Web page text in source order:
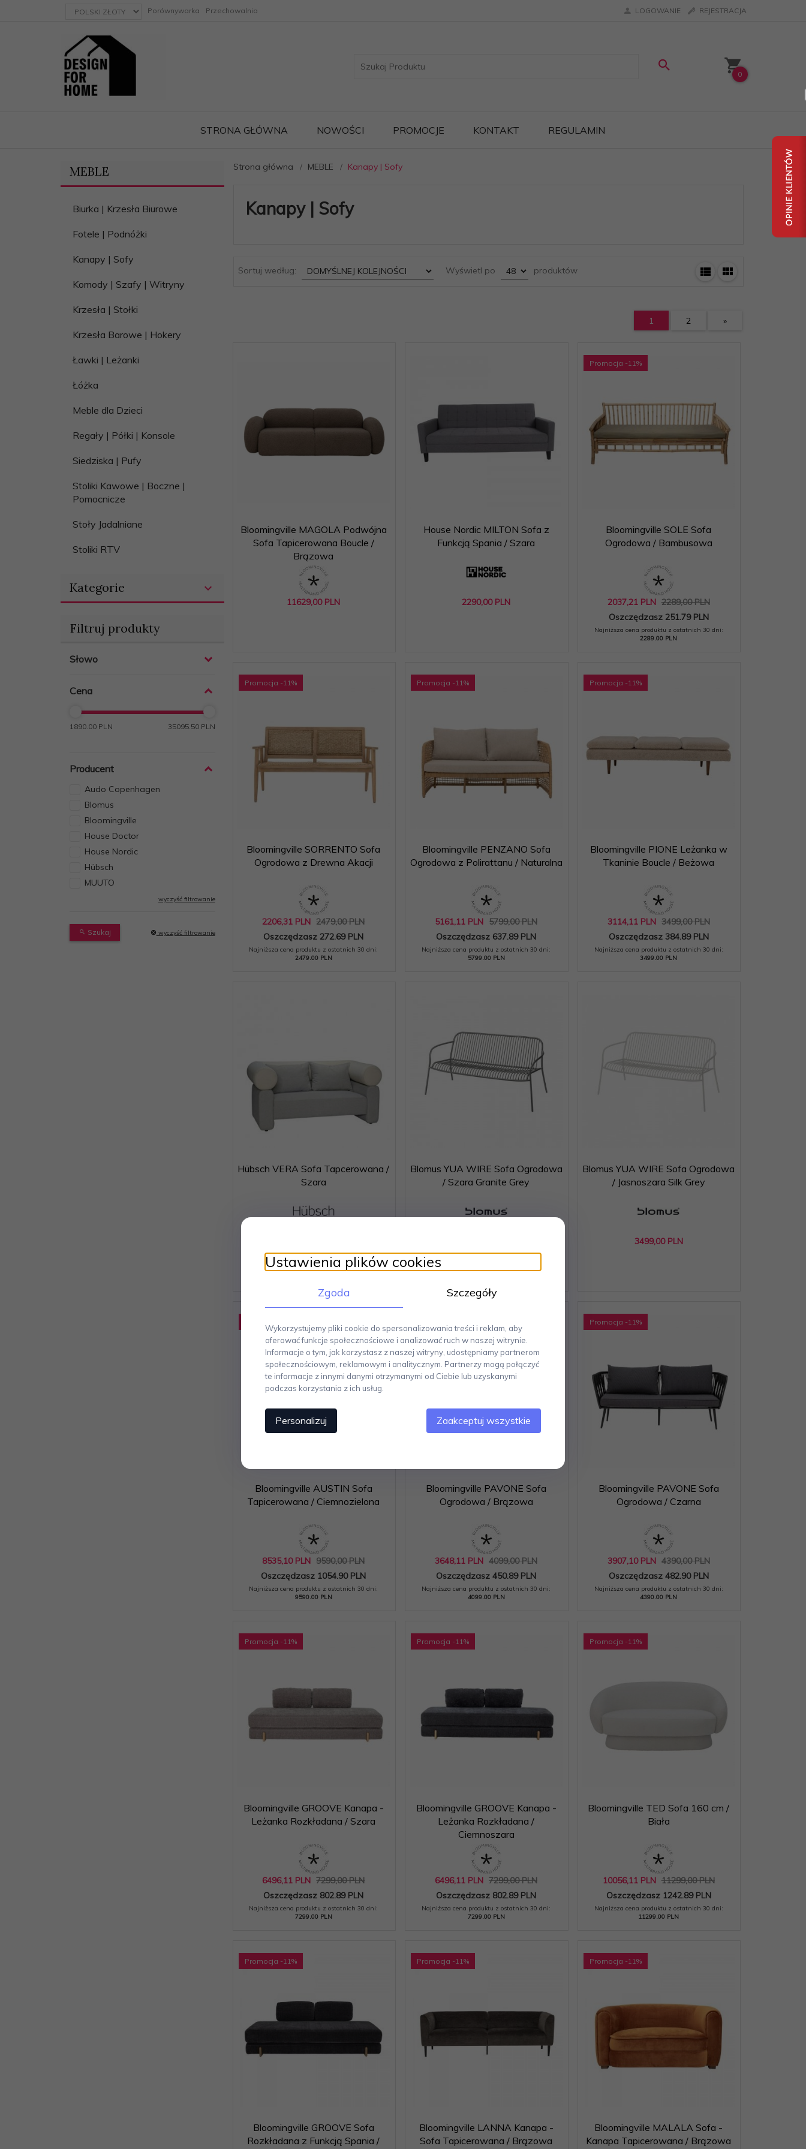
currency_h Porównywarka Przechowalnia LOGOWANIE REJESTRACJA
0
STRONA GŁÓWNA NOWOŚCI PROMOCJE KONTAKT REGULAMIN
MEBLE
Biurka | Krzesła Biurowe
Fotele | Podnóżki
Kanapy | Sofy
Komody | Szafy | Witryny
Krzesła | Stołki
Krzesła Barowe | Hokery
Ławki | Leżanki
Łóżka
Meble dla Dzieci
Regały | Półki | Konsole
Siedziska | Pufy
Stoliki Kawowe | Boczne |
Pomocnicze
Stoły Jadalniane
Stoliki RTV
Kategorie
Filtruj produkty
Słowo
Cena
1890.00 PLN 35095.50 PLN
Producent
Audo Copenhagen
Blomus
Bloomingville
House Doctor
House Nordic
Hübsch
MUUTO
wyczyść filtrowanie
Szukaj wyczyść filtrowanie
Strona główna MEBLE Kanapy | Sofy
Kanapy | Sofy
Sortuj według: sort Wyświetl po pop produktów
1 2 »
Bloomingville MAGOLA Podwójna
Sofa Tapicerowana Boucle /
Brązowa
11629,00 PLN
House Nordic MILTON Sofa z
Funkcją Spania / Szara
2290,00 PLN
Promocja -11 %
Bloomingville SOLE Sofa
Ogrodowa / Bambusowa
2037,21 PLN 2289,00 PLN
Oszczędzasz 251.79 PLN
Najniższa cena produktu z ostatnich 30 dni:
2289.00 PLN
Promocja -11 %
Bloomingville SORRENTO Sofa
Ogrodowa z Drewna Akacji
2206,31 PLN 2479,00 PLN
Oszczędzasz 272.69 PLN
Najniższa cena produktu z ostatnich 30 dni:
2479.00 PLN
Promocja -11%
Bloomingville PENZANO Sofa
Ogrodowa z Polirattanu / Naturalna
5161,11 PLN 5799,00 PLN
Oszczędzasz 637.89 PLN
Najniższa cena produktu z ostatnich 30 dni:
5799.00 PLN
Promocja -11 %
Bloomingville PIONE Leżanka w
Tkaninie Boucle / Beżowa
3114,11 PLN 3499,00 PLN
Oszczędzasz 384.89 PLN
Najniższa cena produktu z ostatnich 30 dni:
3499.00 PLN
Hübsch VERA Sofa Tapcerowana /
Szara
Blomus YUA WIRE Sofa Ogrodowa
/ Szara Granite Grey
Blomus YUA WIRE Sofa Ogrodowa
/ Jasnoszara Silk Grey
3499,00 PLN
Bloomingville AUSTIN Sofa
Tapicerowana / Ciemnozielona
8535,10 PLN 9590,00 PLN
Oszczędzasz 1054.90 PLN
Najniższa cena produktu z ostatnich 30 dni:
9590.00 PLN
Bloomingville PAVONE Sofa
Ogrodowa / Brązowa
3648,11 PLN 4099,00 PLN
Oszczędzasz 450.89 PLN
Najniższa cena produktu z ostatnich 30 dni:
4099.00 PLN
Promocja -11 %
Bloomingville PAVONE Sofa
Ogrodowa / Czarna
3907,10 PLN 4390,00 PLN
Oszczędzasz 482.90 PLN
Najniższa cena produktu z ostatnich 30 dni:
4390.00 PLN
Promocja -11 %
Bloomingville GROOVE Kanapa -
Leżanka Rozkładana / Szara
6496,11 PLN 7299,00 PLN
Oszczędzasz 802.89 PLN
Najniższa cena produktu z ostatnich 30 dni:
7299.00 PLN
Promocja -11%
Bloomingville GROOVE Kanapa -
Leżanka Rozkładana /
Ciemnoszara
6496,11 PLN 7299,00 PLN
Oszczędzasz 802.89 PLN
Najniższa cena produktu z ostatnich 30 dni:
7299.00 PLN
Promocja -11 %
Bloomingville TED Sofa 160 cm /
Biała
10056,11 PLN 11299,00 PLN
Oszczędzasz 1242.89 PLN
Najniższa cena produktu z ostatnich 30 dni:
11299.00 PLN
Promocja -11 %
Bloomingville GROOVE Sofa
Rozkładana z Funkcją Spania /
Promocja -11%
Bloomingville LANNA Kanapa -
Sofa Tapicerowana / Brązowa
Promocja -11 %
Bloomingville MALALA Sofa -
Kanapa Tapicerowana / Brązowa
Ustawienia plików cookies
Zgoda Szczegóły
Wykorzystujemy pliki cookie do spersonalizowania treści i reklam, aby
oferować funkcje społecznościowe i analizować ruch w naszej witrynie.
Informacje o tym, jak korzystasz z naszej witryny, udostępniamy partnerom
społecznościowym, reklamowym i analitycznym. Partnerzy mogą połączyć
te informacje z innymi danymi otrzymanymi od Ciebie lub uzyskanymi
podczas korzystania z ich usług.
Personalizuj Zaakceptuj wszystkie